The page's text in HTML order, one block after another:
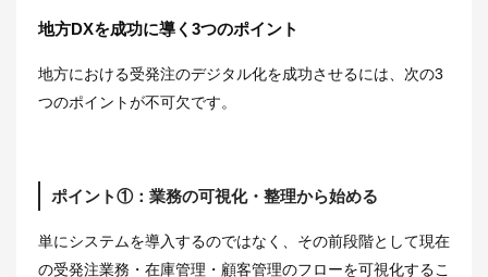
地方DXを成功に導く3つのポイント
地方における受発注のデジタル化を成功させるには、次の3
つのポイントが不可欠です。
ポイント①：業務の可視化・整理から始める
単にシステムを導入するのではなく、その前段階として現在
の受発注業務・在庫管理・顧客管理のフローを可視化するこ